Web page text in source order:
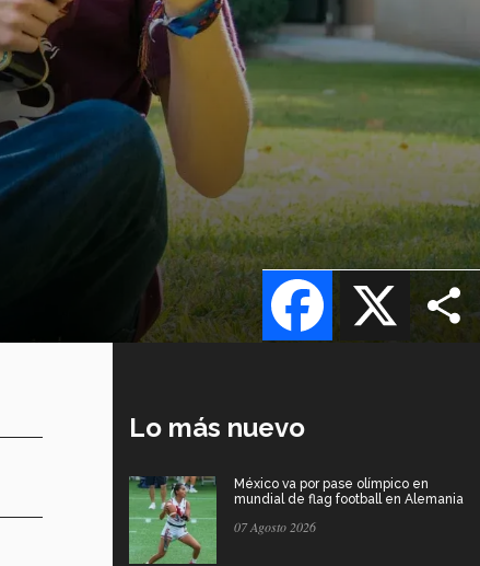
X
Facebook
Lo más nuevo
México va por pase olímpico en
mundial de flag football en Alemania
07 Agosto 2026